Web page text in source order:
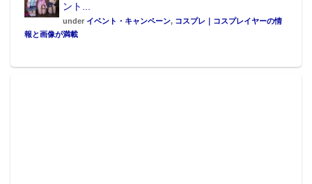
ント...
under イベント・キャンペーン, コスプレ｜コスプレイヤーの情
報と画像が満載